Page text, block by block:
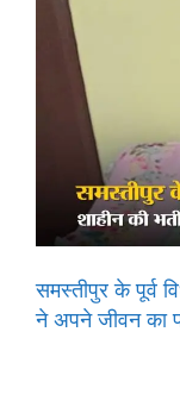
समस्तीपुर के पूर्व
ने अपने जीवन का